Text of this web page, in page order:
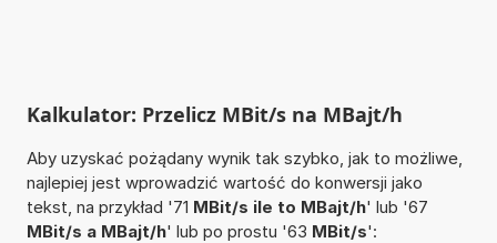
Kalkulator: Przelicz MBit/s na MBajt/h
Aby uzyskać pożądany wynik tak szybko, jak to możliwe,
najlepiej jest wprowadzić wartość do konwersji jako
tekst, na przykład '71 MBit/s ile to MBajt/h' lub '67
MBit/s a MBajt/h' lub po prostu '63 MBit/s':